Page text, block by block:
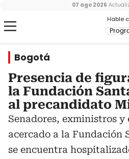
Hable
07 ago 2026
Bogotá
Presencia de
la Fundación
al precandidato
Senadores, exministros y
acercado a la Fundación
se encuentra